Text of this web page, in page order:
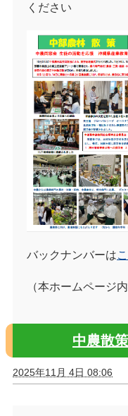
ください
バックナンバーは
（本ホームページ
中農散
2025年11月 4日 08:06